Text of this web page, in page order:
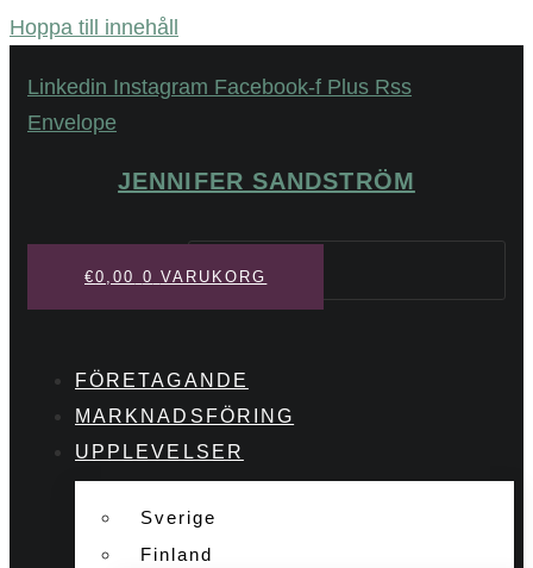
Hoppa till innehåll
Linkedin Instagram Facebook-f Plus Rss
Envelope
JENNIFER SANDSTRÖM
Sök
€0,00 0 VARUKORG
FÖRETAGANDE
MARKNADSFÖRING
UPPLEVELSER
Sverige
Finland